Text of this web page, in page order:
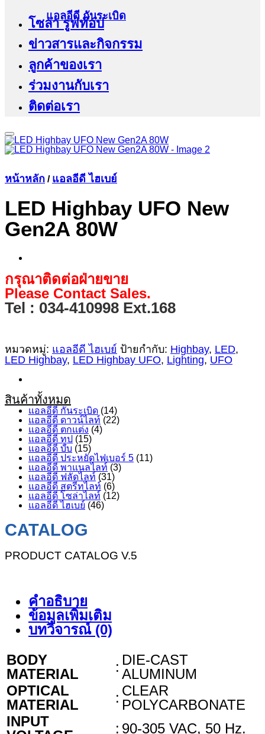
แอลอีดี กันระเบิด
โซล่า รูฟท๊อป
ข่าวสารและกิจกรรม
ลูกค้าของเรา
ร่วมงานกับเรา
ติดต่อเรา
หน้าหลัก / แอลอีดี ไฮเบย์
LED Highbay UFO New
Gen2A 80W
กรุณาติดต่อฝ่ายขาย
Please Contact Sales.
Tel : 034-410998 Ext.168
หมวดหมู่: แอลอีดี ไฮเบย์ ป้ายกำกับ: Highbay, LED,
LED Highbay, LED Highbay UFO, Lighting, UFO
สินค้าทั้งหมด
แอลอีดี กันระเบิด (14)
แอลอีดี ดาวน์ไลท์ (22)
แอลอีดี ตกแต่ง (4)
แอลอีดี ทูป (15)
แอลอีดี บับ (15)
แอลอีดี ประหยัดไฟเบอร์ 5 (11)
แอลอีดี พาแนลไลท์ (3)
แอลอีดี ฟลัดไลท์ (31)
แอลอีดี สตรีทไลท์ (6)
แอลอีดี โซล่าไลท์ (12)
แอลอีดี ไฮเบย์ (46)
CATALOG
PRODUCT CATALOG V.5
คำอธิบาย
ข้อมูลเพิ่มเติม
บทวิจารณ์ (0)
BODY
MATERIAL
: DIE-CAST
ALUMINUM
OPTICAL
MATERIAL
: CLEAR
POLYCARBONATE
INPUT
: 90-305 VAC, 50 Hz.